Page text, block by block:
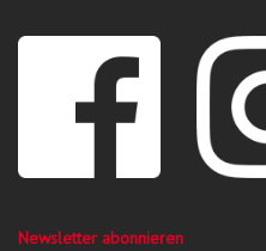
Newsletter abonnieren